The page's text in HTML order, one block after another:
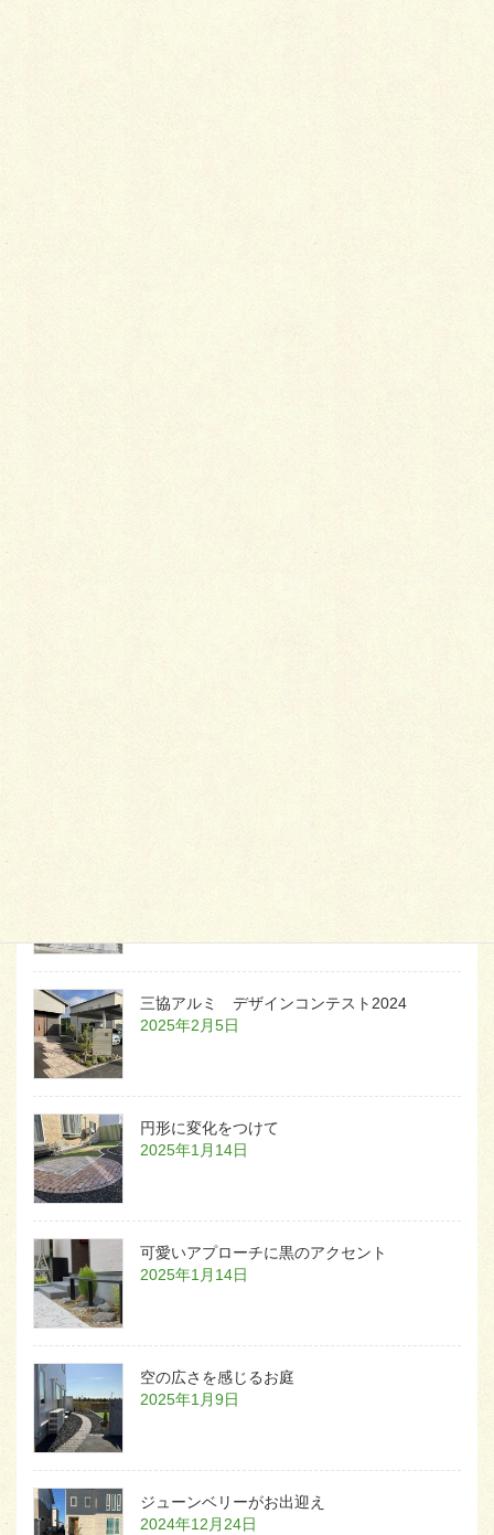
三協アルミ デザインコンテスト2024
2025年2月5日
円形に変化をつけて
2025年1月14日
可愛いアプローチに黒のアクセント
2025年1月14日
空の広さを感じるお庭
2025年1月9日
ジューンベリーがお出迎え
2024年12月24日